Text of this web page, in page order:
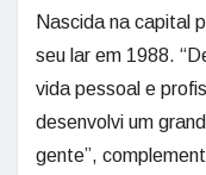
Nascida na capital
seu lar em 1988.
vida pessoal e
desenvolvi um
gente”,